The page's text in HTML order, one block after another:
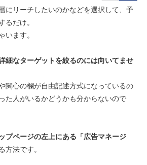
にリーチしたいのかなどを選択して、予
るだけ。
います。
細なターゲットを絞るのには向いてませ
関心の欄が自由記述方式になっているの
た人がいるかどうかも分からないので
プページの左上にある「広告マネージ
方法です。